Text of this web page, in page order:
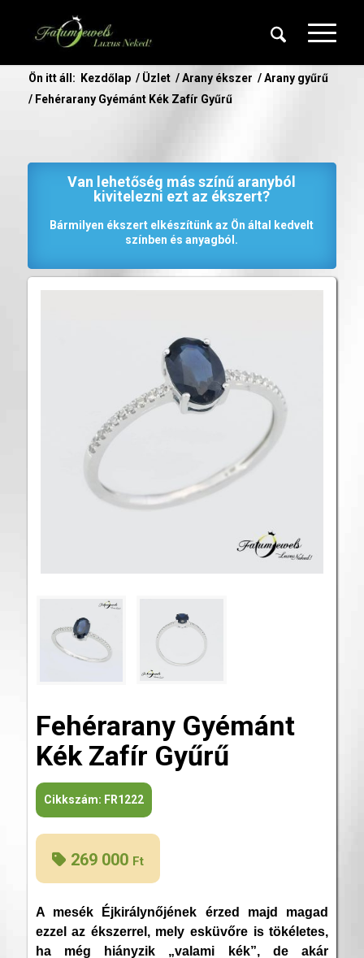
Ön itt áll: Kezdőlap / Üzlet / Arany ékszer / Arany gyűrű
/ Fehérarany Gyémánt Kék Zafír Gyűrű
Van lehetőség más színű aranyból
kivitelezni ezt az ékszert?
Bármilyen ékszert elkészítünk az Ön által kedvelt
színben és anyagból.
Fehérarany Gyémánt
Kék Zafír Gyűrű
Cikkszám: FR1222
269 000 Ft
A mesék Éjkirálynőjének érzed majd magad
ezzel az ékszerrel, mely esküvőre is tökéletes,
ha még hiányzik „valami kék”, de akár